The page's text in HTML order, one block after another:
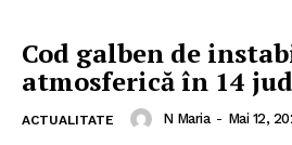
Cod galben de
atmosferică în 14
ACTUALITATE N Maria - Mai 12,